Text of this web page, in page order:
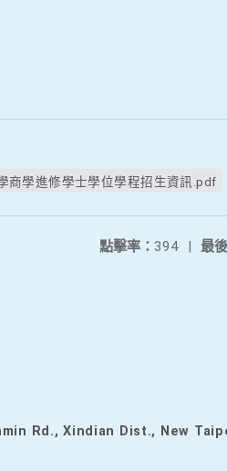
商學進修學士學位學程招生資訊.pdf
最
點擊率： 394 |
Rd., Xindian Dist., New